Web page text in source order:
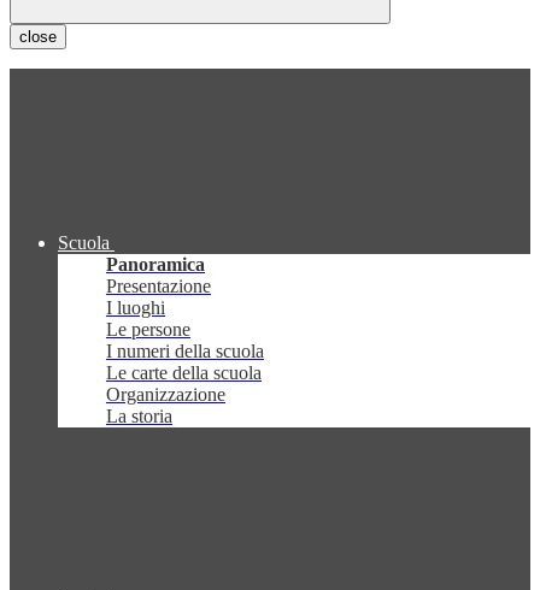
close
Scuola
Panoramica
Presentazione
I luoghi
Le persone
I numeri della scuola
Le carte della scuola
Organizzazione
La storia